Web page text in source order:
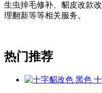
生虫掉毛修补、貂皮改款
理翻新等等相关服务。
热门推荐